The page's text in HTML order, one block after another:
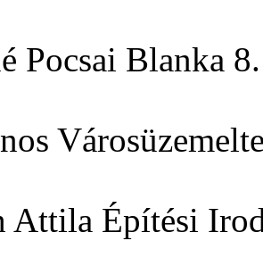
Pocsai Blanka
Attila Építési